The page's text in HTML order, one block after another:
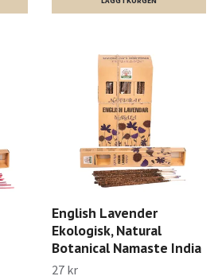
English Lavender
Ekologisk, Natural
Botanical Namaste India
27 kr